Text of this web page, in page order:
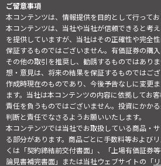
ご留意事項
本コンテンツは、情報提供を目的として行ってお
本コンテンツは、当社や当社が信頼できると考
を提供していますが、当社はその正確性や完全
保証するものではございません。有価証券の購入
その他の取引を推奨し、勧誘するものではあり
想・意見は、将来の結果を保証するものではご
作成時現在のものであり、今後予告なしに変更
ます。当社は本コンテンツの内容に依拠してお
責任を負うものではございません。投資にかか
判断と責任でなさるようお願いいたします。
本コンテンツでは当社でお取扱している商品・
る部分があります。商品ごとに手数料等および
くは「契約締結前交付書面」、「上場有価証券
論見書補完書面」または当社ウェブサイトの「